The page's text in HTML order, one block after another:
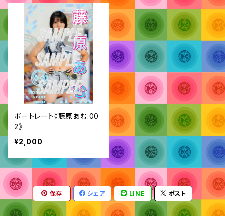
ポートレート《藤原あむ.00
2》
¥2,000
保存 シェア LINE ポスト